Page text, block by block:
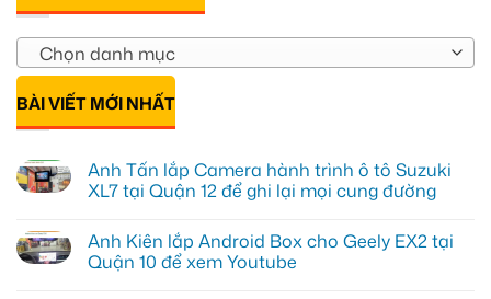
Chọn danh mục
BÀI VIẾT MỚI NHẤT
Anh Tấn lắp Camera hành trình ô tô Suzuki
XL7 tại Quận 12 để ghi lại mọi cung đường
bình
luận
ở
Anh Kiên lắp Android Box cho Geely EX2 tại
Quận 10 để xem Youtube